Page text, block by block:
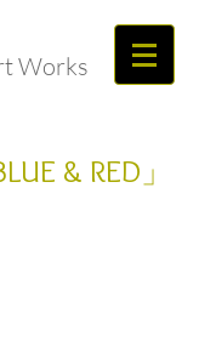
Works
& RED」